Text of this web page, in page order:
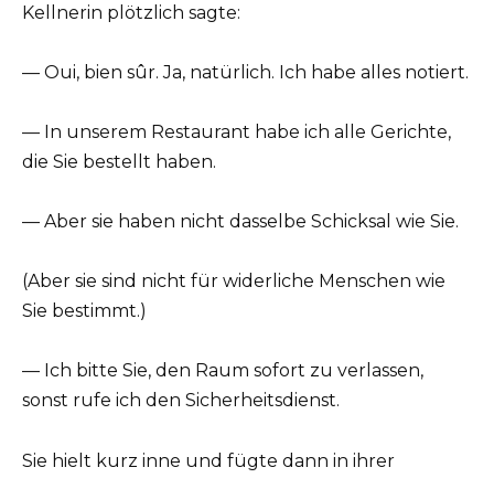
Kellnerin plötzlich sagte:
— Oui, bien sûr. Ja, natürlich. Ich habe alles notiert.
— In unserem Restaurant habe ich alle Gerichte,
die Sie bestellt haben.
— Aber sie haben nicht dasselbe Schicksal wie Sie.
(Aber sie sind nicht für widerliche Menschen wie
Sie bestimmt.)
— Ich bitte Sie, den Raum sofort zu verlassen,
sonst rufe ich den Sicherheitsdienst.
Sie hielt kurz inne und fügte dann in ihrer